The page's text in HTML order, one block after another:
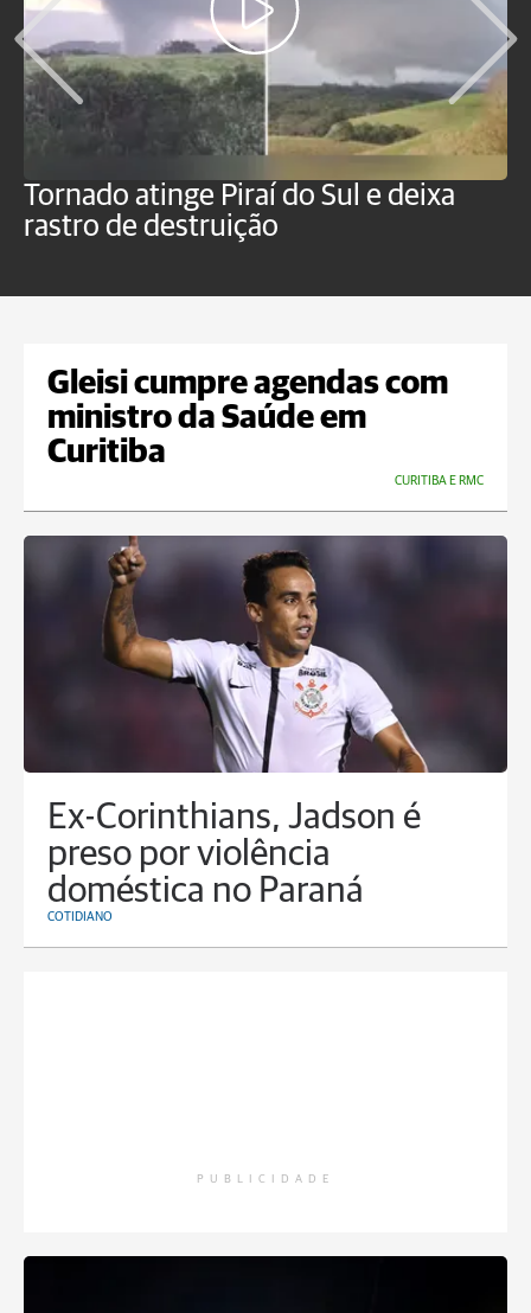
Tornado atinge Piraí do Sul e deixa
rastro de destruição
Gleisi cumpre agendas com
ministro da Saúde em
Curitiba
CURITIBA E RMC
Ex-Corinthians, Jadson é
preso por violência
doméstica no Paraná
COTIDIANO
PUBLICIDADE